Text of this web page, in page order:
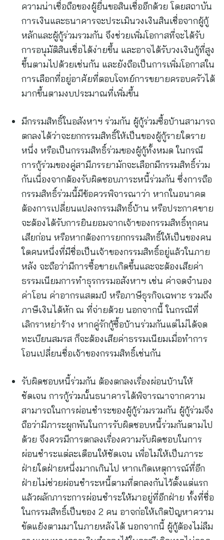
ความน่าเชื่อถือของผู้ยื่นขอสินเชื่ออีกด้วย โดยสถาบัน
การเงินและธนาคารจะประเมินวงเงินสินเชื่อจากผู้กู้
หลักและผู้กู้ร่วมรวมกัน จึงช่วยเพิ่มโอกาสที่จะได้รับ
การอนุมัติสินเชื่อได้ง่ายขึ้น และอาจได้รับวงเงินกู้ที่สูง
ขึ้นตามไปด้วยเช่นกัน และยังถือเป็นการเพิ่มโอกาสใน
การเลือกที่อยู่อาศัยที่ตอบโจทย์การขยายครอบครัวได้
มากขึ้นตามงบประมาณที่เพิ่มขึ้น
มีกรรมสิทธิ์ในอสังหาฯ ร่วมกัน ผู้กู้ร่วมซื้อบ้านสามารถ
ตกลงได้ว่าจะยกกรรมสิทธิ์ให้เป็นของผู้กู้รายใดราย
หนึ่ง หรือเป็นกรรมสิทธิ์ร่วมของผู้กู้ทั้งหมด ในกรณี
การกู้ร่วมของคู่สามีภรรยามักจะเลือกมีกรรมสิทธิ์ร่วม
กันเนื่องจากต้องรับผิดชอบภาระหนี้ร่วมกัน ซึ่งการถือ
กรรมสิทธิ์ร่วมนี้มีข้อควรพิจารณาว่า หากในอนาคต
ต้องการเปลี่ยนแปลงกรรมสิทธิ์บ้าน หรือประกาศขาย
จะต้องได้รับการยินยอมจากเจ้าของกรรมสิทธิ์ทุกคน
เสียก่อน หรือหากต้องการยกกรรมสิทธิ์ให้เป็นของคน
ใดคนหนึ่งที่มีชื่อเป็นเจ้าของกรรมสิทธิ์อยู่แล้วในภาย
หลัง จะถือว่ามีการซื้อขายเกิดขึ้นและจะต้องเสียค่า
ธรรมเนียมการทำธุรกรรมอสังหาฯ เช่น ค่าจดจำนอง
ค่าโอน ค่าอากรแสตมป์ หรือภาษีธุรกิจเฉพาะ รวมถึง
ภาษีเงินได้หัก ณ ที่จ่ายด้วย นอกจากนี้ ในกรณีที่
เลิกราหย่าร้าง หากคู่รักกู้ซื้อบ้านร่วมกันแต่ไม่ได้จด
ทะเบียนสมรส ก็จะต้องเสียค่าธรรมเนียมเมื่อทำการ
โอนเปลี่ยนชื่อเจ้าของกรรมสิทธิ์เช่นกัน
รับผิดชอบหนี้ร่วมกัน ต้องตกลงเรื่องผ่อนบ้านให้
ชัดเจน การกู้ร่วมนั้นธนาคารได้พิจารณาจากความ
สามารถในการผ่อนชำระของผู้กู้ร่วมรวมกัน ผู้กู้ร่วมจึง
ถือว่ามีภาระผูกพันในการรับผิดชอบหนี้ร่วมกันตามไป
ด้วย จึงควรมีการตกลงเรื่องความรับผิดชอบในการ
ผ่อนชำระแต่ละเดือนให้ชัดเจน เพื่อไม่ให้เป็นภาระ
ฝ่ายใดฝ่ายหนึ่งมากเกินไป หากเกิดเหตุการณ์ที่อีก
ฝ่ายไม่ช่วยผ่อนชำระหนี้ตามที่ตกลงกันไว้ตั้งแต่แรก
แล้วผลักภาระการผ่อนชำระให้มาอยู่ที่อีกฝ่าย ทั้งที่ชื่อ
ในกรรมสิทธิ์เป็นของ 2 คน อาจก่อให้เกิดปัญหาความ
ขัดแย้งตามมาในภายหลังได้ นอกจากนี้ ผู้กู้ต้องไม่ลืม